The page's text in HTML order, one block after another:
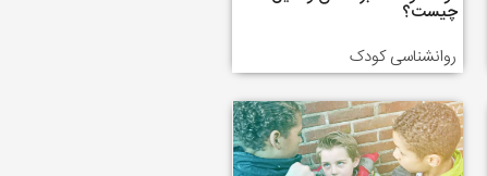
چیست؟
روانشناسی کودک